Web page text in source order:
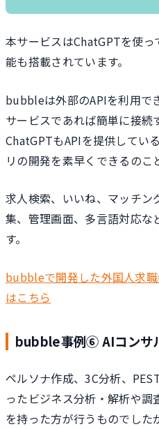
本サービスはChatGPTを使
能も搭載されています。
bubbleは外部のAPIを利用で
サービスであれば簡単に接続
ChatGPTもAPIを提供してい
リの開発を素早くできるのこ
求人検索、いいね、マッチン
集、管理画面、多言語対応な
す。
bubbleで開発した外国人求
はこちら
bubble事例⑥ AIコンサ
ペルソナ作成、3C分析、
ったビジネス分析・解析や
を持った方が行うものでした